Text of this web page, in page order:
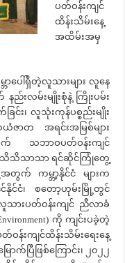
ပတ်ဝန်းကျင်
ထိန်းသိမ်းနေ့
အထိမ်းအမှ
ာပေါ်ရှိတဲ့လူသားများ လူနေ
းလမ်းမျိုးစုံနဲ့ ကြိုးပမ်း
င်း၊ လူသုံးကုန်ပစ္စည်းမျိုး
ာတ အရင်းအမြစ်များ
သဘာဝပတ်ဝန်းကျင်
သိသိသာသာ ရင်ဆိုင်ကြုံတွေ့
အတွက် ကမ္ဘာ့နိုင်ငံ များက
ငံ၊ စတော့ဟုမ်းမြို့တွင်
သားပတ်ဝန်းကျင် ညီလာခံ
Environment) ကို ကျင်းပခဲ့တဲ့
းကျင်ထိန်းသိမ်းရေးနေ့
က်ပြီဖြစ်ကြောင်း၊ ၂၀၂၂